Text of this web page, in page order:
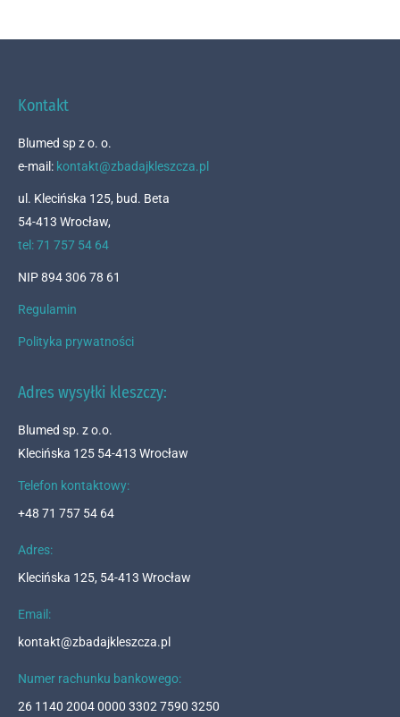
Kontakt
Blumed sp z o. o.
e-mail: kontakt@zbadajkleszcza.pl
ul. Klecińska 125, bud. Beta
54-413 Wrocław,
tel: 71 757 54 64
NIP 894 306 78 61
Regulamin
Polityka prywatności
Adres wysyłki kleszczy:
Blumed sp. z o.o.
Klecińska 125 54-413 Wrocław
Telefon kontaktowy:
+48 71 757 54 64
Adres:
Klecińska 125, 54-413 Wrocław
Email:
kontakt@zbadajkleszcza.pl
Numer rachunku bankowego:
26 1140 2004 0000 3302 7590 3250